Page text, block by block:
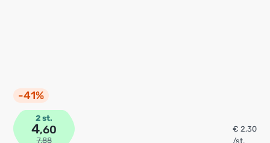
-41%
2 st.
4,60
7,88
€ 2,30
/st.